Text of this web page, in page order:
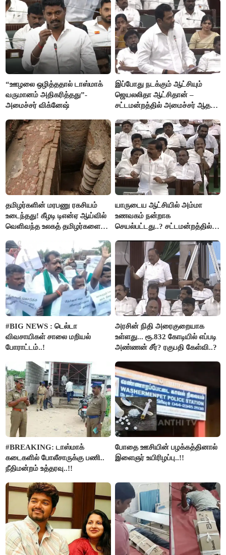
“ஊழலை ஒழித்ததால் டாஸ்மாக்
வருமானம் அதிகரித்தது”-
அமைச்சர் விக்னேஷ்
இப்போது நடக்கும் ஆட்சியும்
ஜெயலலிதா ஆட்சிதான் –
சட்டமன்றத்தில் அமைச்சர் ஆதவ்
தமிழர்களின் மரபணு ரகசியம்
உடைந்தது! கீழடி டிஎன்ஏ ஆய்வில்
வெளிவந்த உலகத் தமிழர்களை
யாருடைய ஆட்சியில் அம்மா
உணவகம் நன்றாக
செயல்பட்டது..? சட்டமன்றத்தில்
#BIG NEWS : டெல்டா
விவசாயிகள் சாலை மறியல்
போராட்டம்..!
அரசின் நிதி அரைகுறையாக
உள்ளது... ரூ.832 கோடியில் எப்படி
அண்ணன் சீர்? ரகுபதி கேள்வி..?
#BREAKING: டாஸ்மாக்
கடைகளில் போலீசாருக்கு பணி..
நீதிமன்றம் உத்தரவு..!!
போதை ஊசியின் பழக்கத்தினால்
இளைஞர் உயிரிழப்பு..!!